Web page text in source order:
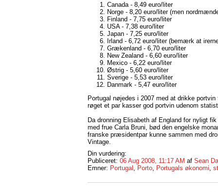
Canada - 8,49 euro/liter
Norge - 8,20 euro/liter (men
Finland - 7,75 euro/liter
USA - 7,38 euro/liter
Japan - 7,25 euro/liter
Irland - 6,72 euro/liter (bemærk at
Grækenland - 6,70 euro/liter
New Zealand - 6,60 euro/liter
Mexico - 6,22 euro/liter
Østrig - 5,60 euro/liter
Sverige - 5,53 euro/liter
Danmark - 5,47 euro/liter
Portugal nøjedes i 2007 med at drikke
røget et par kasser god portvin udenom
Da dronning Elisabeth af England for nyligt
med frue Carla Bruni, bød den engelske
franske præsidentpar kunne sammen med
Vintage.
Din vurdering:
Publiceret: 06 Aug 2008, 11:17 AM af Sean
Emner: Portugal , Porto, Portugals økonomi,